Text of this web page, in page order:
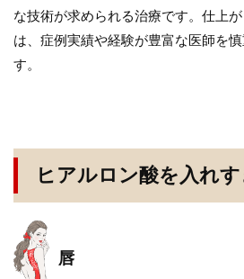
な技術が求められる治療です。仕上
は、症例実績や経験が豊富な医師を
す。
ヒアルロン酸を入れ
唇